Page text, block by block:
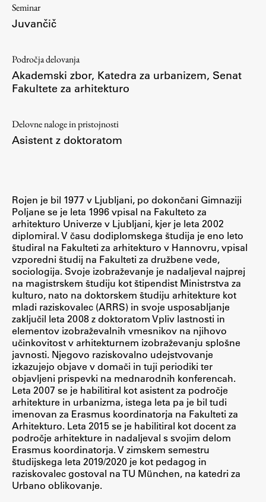
Inštituti
Delo
Seminarji
Seminarske teme
Študentski projekti
Ekskurzije
Natečaji
Zaključna dela
Razvojno sodelovanje in humanitarna pomoč
Založništvo
FA–ZA
Zbirke
Publikacije
AR – Arhitektura, raziskovanje
Igra ustvarjalnosti
Seminar
Juvančič
Področja delovanja
Akademski zbor, Katedra za urbanizem, Senat
Fakultete za arhitekturo
Delovne naloge in pristojnosti
Asistent z doktoratom
Rojen je bil 1977 v Ljubljani, po dokončani Gimnaziji
Poljane se je leta 1996 vpisal na Fakulteto za
arhitekturo Univerze v Ljubljani, kjer je leta 2002
diplomiral. V času dodiplomskega študija je eno leto
študiral na Fakulteti za arhitekturo v Hannovru, vpisal
vzporedni študij na Fakulteti za družbene vede,
sociologija. Svoje izobraževanje je nadaljeval najprej
na magistrskem študiju kot štipendist Ministrstva za
kulturo, nato na doktorskem študiju arhitekture kot
mladi raziskovalec (ARRS) in svoje usposabljanje
zaključil leta 2008 z doktoratom Vpliv lastnosti in
elementov izobraževalnih vmesnikov na njihovo
učinkovitost v arhitekturnem izobraževanju splošne
javnosti. Njegovo raziskovalno udejstvovanje
izkazujejo objave v domači in tuji periodiki ter
objavljeni prispevki na mednarodnih konferencah.
Leta 2007 se je habilitiral kot asistent za področje
arhitekture in urbanizma, istega leta pa je bil tudi
imenovan za Erasmus koordinatorja na Fakulteti za
Arhitekturo. Leta 2015 se je habilitiral kot docent za
področje arhitekture in nadaljeval s svojim delom
Erasmus koordinatorja. V zimskem semestru
študijskega leta 2019/2020 je kot pedagog in
raziskovalec gostoval na TU München, na katedri za
Urbano oblikovanje.